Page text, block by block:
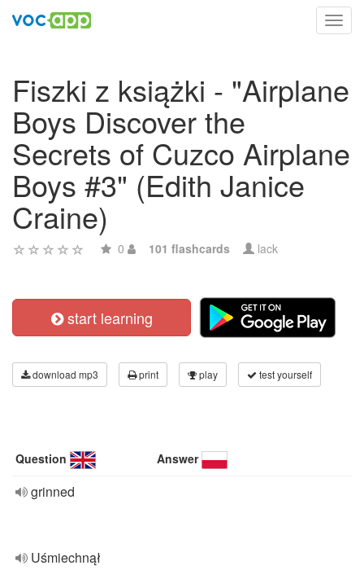
Fiszki z książki - "Airplane
Boys Discover the
Secrets of Cuzco Airplane
Boys #3" (Edith Janice
Craine)
0 101 flashcards lack
start learning
download mp3 print play test yourself
Question Answer
grinned
Uśmiechnął